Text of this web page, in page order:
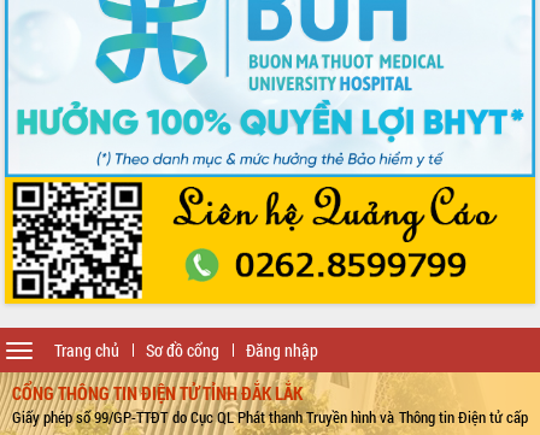
Trang chủ Sơ đồ cổng Đăng nhập
Toggle
navigation
CỔNG THÔNG TIN ĐIỆN TỬ TỈNH ĐẮK LẮK
Giấy phép số 99/GP-TTĐT do Cục QL Phát thanh Truyền hình và Thông tin Điện tử cấp